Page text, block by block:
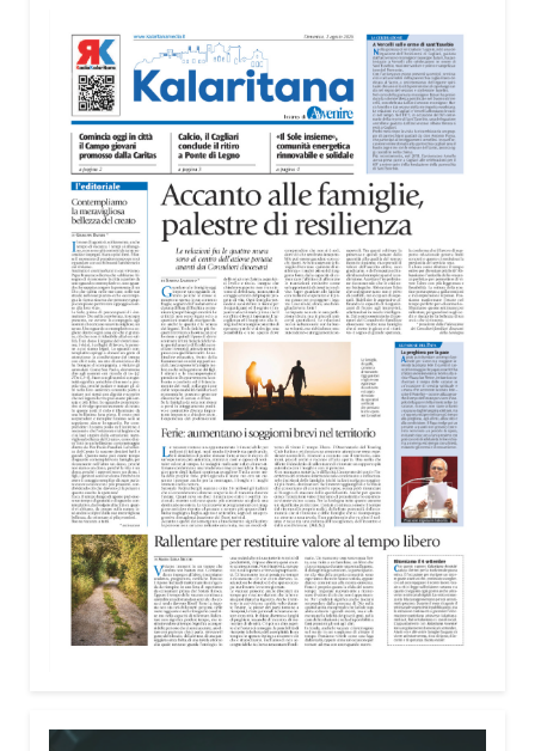
con disabilità nelle attività dell’OAMI al supporto nei
centri di accoglienza per migranti, dove
contribuiscono anche alla cura degli spazi comuni.
«Prendersi cura degli ambienti significa favorire
accoglienza e dignità», racconta Alessandro
Adimari.
Tra i partecipanti anche i seminaristi, impegnati
accanto agli anziani della casa di riposo Cristo Re.
«Un’esperienza di crescita umana e spirituale che
rafforza la vocazione al servizio», sottolinea
Cristiano Pani.
Il programma dedica spazio anche ai temi della
pace e della cooperazione nel Mediterraneo. Oggi
pomeriggio, alla Mediateca del Mediterraneo
(MEM), l’incontro con l’arcivescovo monsignor
Giuseppe Baturi ha approfondito il ruolo dei giovani
nella costruzione di ponti tra culture e popoli, con
un confronto inserito nel percorso “Cagliari Città
della Pace e del Mediterraneo”, progetto che
promuove il dialogo e la collaborazione tra le
libanese del Consiglio dei Giovani del